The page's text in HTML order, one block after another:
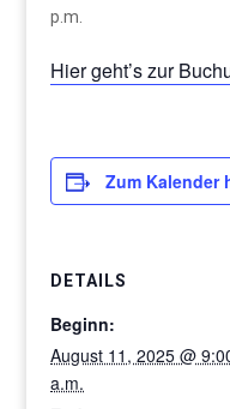
p.m.
Hier geht’s zur
Zum Kalender
DETAILS
Beginn:
August 11, 2025 @
a.m.